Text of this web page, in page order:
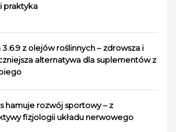
praktyka
z olejów roślinnych – zdrowsza i
alternatywa dla suplementów z
hamuje rozwój sportowy – z
fizjologii układu nerwowego